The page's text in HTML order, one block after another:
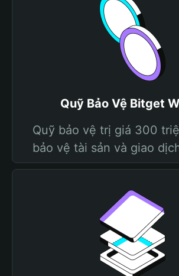
Quỹ Bảo Vệ Bitget
Quỹ bảo vệ trị giá 300
bảo vệ tài sản và giao